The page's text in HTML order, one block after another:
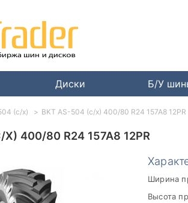
Диски Б/У
400/80 R24 157A8 12PR
Ширина
Высота
(с/х) BKT AS-504 (с/х) 400/80 R24 157A8 12PR